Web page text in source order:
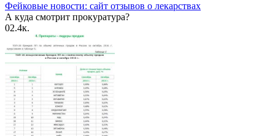
Фейковые новости: сайт отзывов о лекарствах
А куда смотрит прокуратура?
02.4к.